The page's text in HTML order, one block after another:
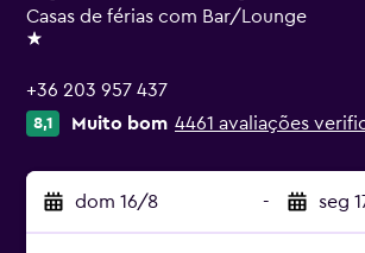
Casas de férias com Bar/Lounge
1 estrela
+36 203 957 437
8,1 Muito bom 4461 avaliações
dom 16/8 - seg